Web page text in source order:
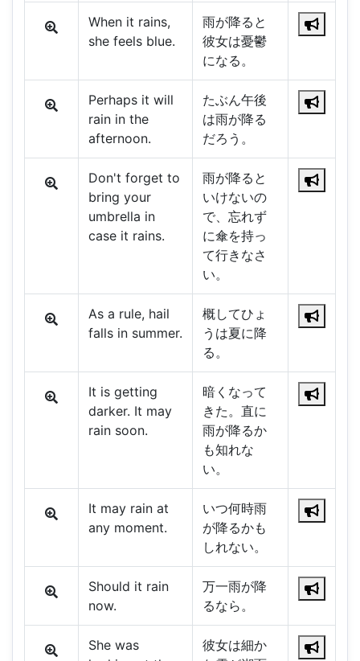
When it rains,
she feels blue.
雨が降ると
彼女は憂鬱
になる。
Perhaps it will
rain in the
afternoon.
たぶん午後
は雨が降る
だろう。
Don't forget to
bring your
umbrella in
case it rains.
雨が降ると
いけないの
で、忘れず
に傘を持っ
て行きなさ
い。
As a rule, hail
falls in summer.
概してひょ
うは夏に降
る。
It is getting
darker. It may
rain soon.
暗くなって
きた。直に
雨が降るか
も知れな
い。
It may rain at
any moment.
いつ何時雨
が降るかも
しれない。
Should it rain
now.
万一雨が降
るなら。
She was
彼女は細か